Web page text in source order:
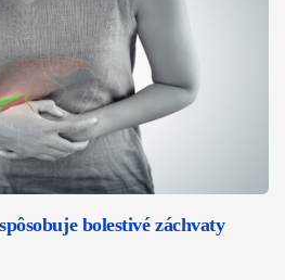
bolestivé záchvaty